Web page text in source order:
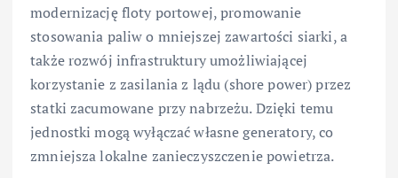
modernizację floty portowej, promowanie
stosowania paliw o mniejszej zawartości siarki, a
także rozwój infrastruktury umożliwiającej
korzystanie z zasilania z lądu (shore power) przez
statki zacumowane przy nabrzeżu. Dzięki temu
jednostki mogą wyłączać własne generatory, co
zmniejsza lokalne zanieczyszczenie powietrza.